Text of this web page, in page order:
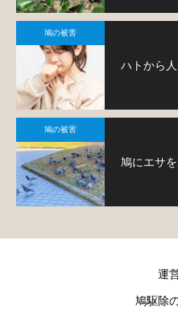
鳩の被害
ハトから
鳩の被害
鳩にエサ
運
鳩駆除